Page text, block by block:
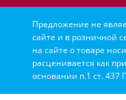
Предложение не
сайте и в розничной
на сайте о товаре
расценивается как
основании п.1 ст. 437